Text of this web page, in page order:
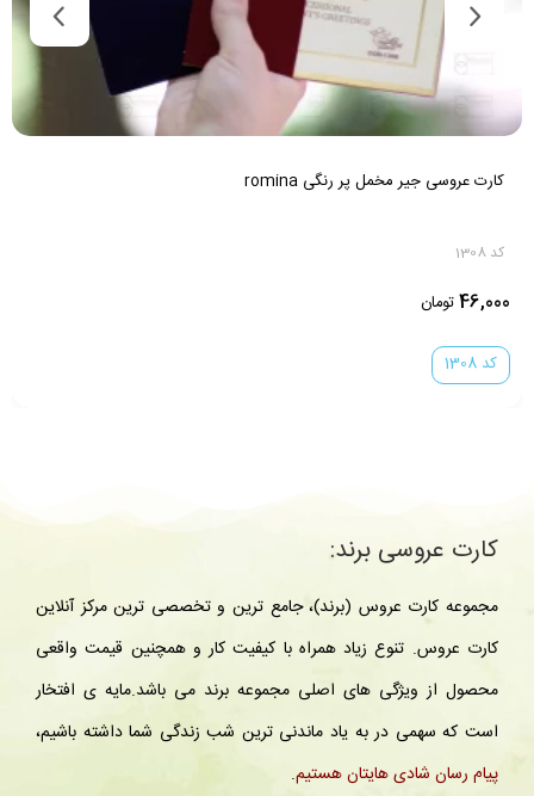
کارت عروسی کالکی گل سبز و نخ و مهر
کد 1284
ناموجود
کد 1284
کارت عروسی برند:
مجموعه کارت عروس (برند)، جامع ترین و تخصصی ترین مرکز آنلاین
کارت عروس. تنوع زیاد همراه با کیفیت کار و همچنین قیمت واقعی
محصول از ویژگی های اصلی مجموعه برند می باشد.مایه ی افتخار
است که سهمی در به یاد ماندنی ترین شب زندگی شما داشته باشیم،
پیام رسان شادی هایتان هستیم.